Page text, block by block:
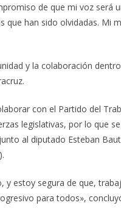
de que mi voz será
que han sido olvidadas. Mi
y la colaboración
con el Partido del
legislativas, por lo que
al diputado Esteban
y estoy segura de que,
para todos»,